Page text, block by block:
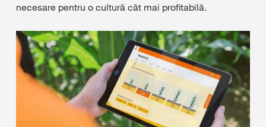
necesare pentru o cultură cât mai profitabilă.